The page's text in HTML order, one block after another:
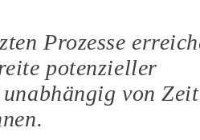
Prozesse
potenzieller
von